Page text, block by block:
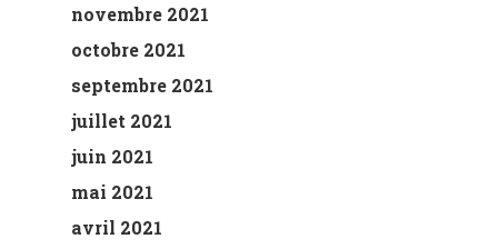
novembre 2021
octobre 2021
septembre 2021
juillet 2021
juin 2021
mai 2021
avril 2021